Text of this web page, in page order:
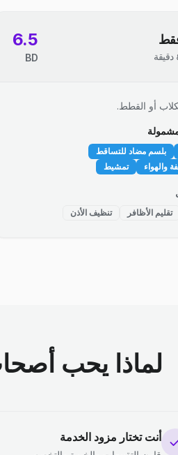
6.5
BD
أو القطط.
بلسم مضاد للتساقط
والهواء
تمشيط
تقليم الأظافر تنظيف الأذن
لماذا يحب
أنت تختار مزود الخدمة